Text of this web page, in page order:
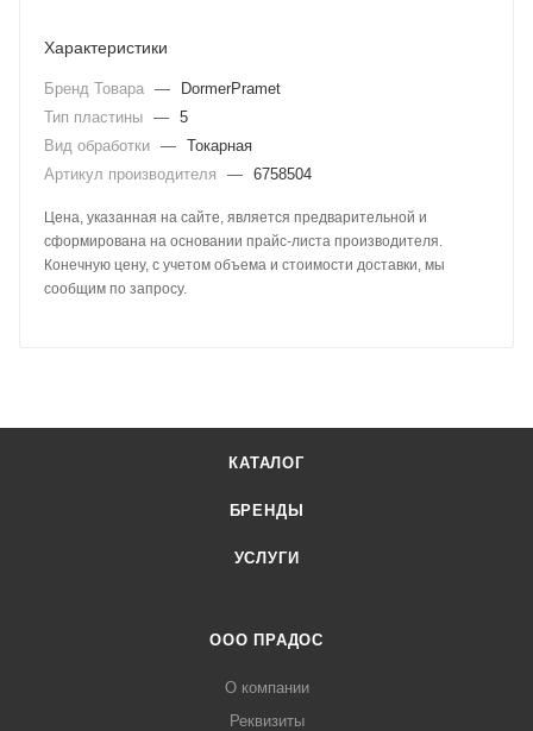
Характеристики
Бренд Товара —
DormerPramet
Тип пластины — 5
Вид обработки — Токарная
Артикул производителя
— 6758504
Цена, указанная на сайте, является предварительной и
сформирована на основании прайс-листа производителя.
Конечную цену, с учетом объема и стоимости доставки, мы
сообщим по запросу.
КАТАЛОГ
БРЕНДЫ
УСЛУГИ
ООО ПРАДОС
О компании
Реквизиты